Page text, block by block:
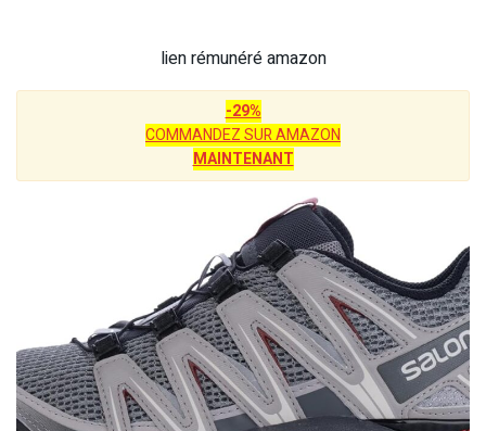
lien rémunéré amazon
-29%
COMMANDEZ SUR AMAZON
MAINTENANT